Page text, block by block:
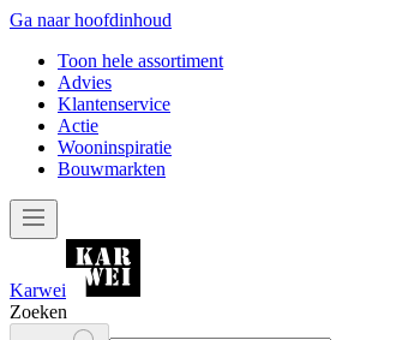
Ga naar hoofdinhoud
Toon hele assortiment
Advies
Klantenservice
Actie
Wooninspiratie
Bouwmarkten
Karwei
Zoeken